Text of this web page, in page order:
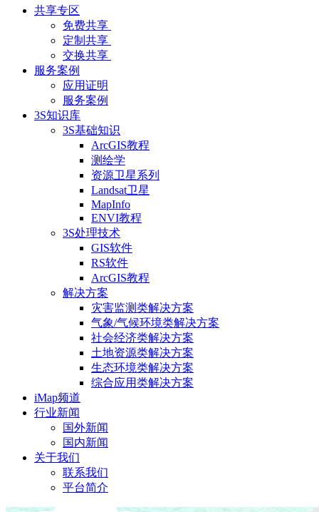
共享专区
免费共享
定制共享
交换共享
服务案例
应用证明
服务案例
3S知识库
3S基础知识
ArcGIS教程
测绘学
资源卫星系列
Landsat卫星
MapInfo
ENVI教程
3S处理技术
GIS软件
RS软件
ArcGIS教程
解决方案
灾害监测类解决方案
气象/气候环境类解决方案
社会经济类解决方案
土地资源类解决方案
生态环境类解决方案
综合应用类解决方案
iMap频道
行业新闻
国外新闻
国内新闻
关于我们
联系我们
平台简介